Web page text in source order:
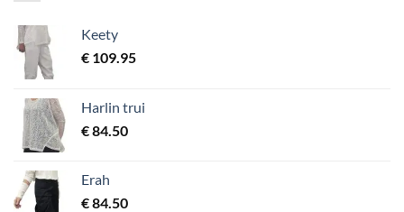
Keety
€ 109.95
Harlin trui
€84.50
Erah
€84.50